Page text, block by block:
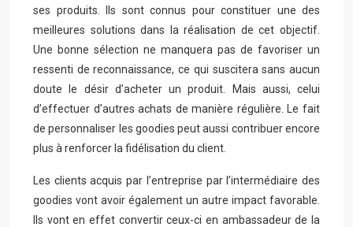
ses produits. Ils sont connus pour constituer une des
meilleures solutions dans la réalisation de cet objectif.
Une bonne sélection ne manquera pas de favoriser un
ressenti de reconnaissance, ce qui suscitera sans aucun
doute le désir d’acheter un produit. Mais aussi, celui
d’effectuer d’autres achats de manière régulière. Le fait
de personnaliser les goodies peut aussi contribuer encore
plus à renforcer la fidélisation du client.
Les clients acquis par l’entreprise par l’intermédiaire des
goodies vont avoir également un autre impact favorable.
Ils vont en effet convertir ceux-ci en ambassadeur de la